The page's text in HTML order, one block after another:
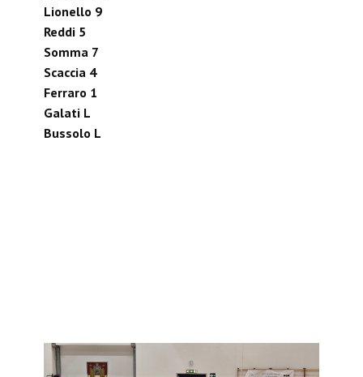
Lionello 9
Reddi 5
Somma 7
Scaccia 4
Ferraro 1
Galati L
Bussolo L